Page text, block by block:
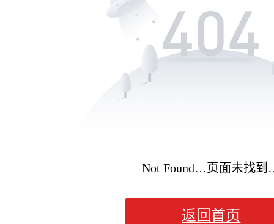
Not Found…页面未找
返回首页